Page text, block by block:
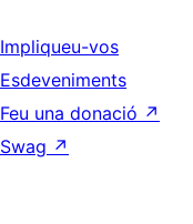
Impliqueu-vos
Esdeveniments
Feu una donació ↗
Swag ↗